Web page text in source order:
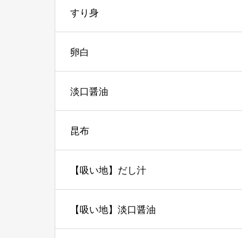
すり身
卵白
淡口醤油
昆布
【吸い地】だし汁
【吸い地】淡口醤油